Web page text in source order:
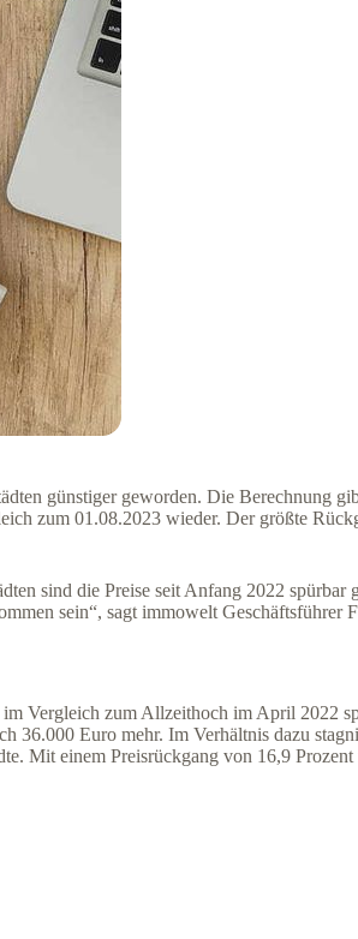
günstiger geworden. Die Berechnung
zum 01.08.2023 wieder. Der größte
sind die Preise seit Anfang 2022
sein“, sagt immowelt Geschäftsführer
Vergleich zum Allzeithoch im April 2022
Euro mehr. Im Verhältnis dazu
Mit einem Preisrückgang von 16,9